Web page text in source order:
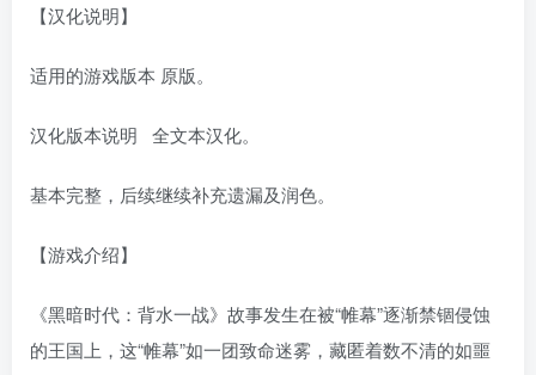
【汉化说明】
适用的游戏版本 原版。
汉化版本说明 全文本汉化。
基本完整，后续继续补充遗漏及润色。
【游戏介绍】
《黑暗时代：背水一战》故事发生在被“帷幕”逐渐禁锢侵蚀
的王国上，这“帷幕”如一团致命迷雾，藏匿着数不清的如噩